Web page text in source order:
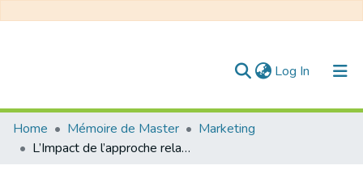
Log In (current)
Communities & Collections
All of DSpace
Home Mémoire de Master
Marketing
L’Impact de l’approche relationnelle sur la fidélisation des clients Etude de cas : Algérie télécom